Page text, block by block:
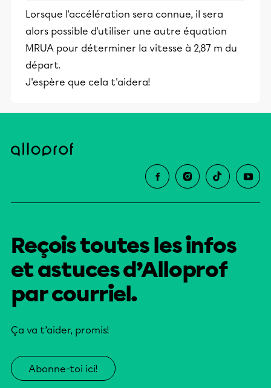
stimulants, Alloprof engage les élèves
et leurs parents dans la réussite
éducative.
Lorsque l'accélération sera connue, il sera
alors possible d'utiliser une autre équation
MRUA pour déterminer la vitesse à 2,87 m du
départ.
J'espère que cela t'aidera!
Reçois toutes les infos
et astuces d’Alloprof
par courriel.
Ça va t’aider, promis!
Abonne-toi ici!